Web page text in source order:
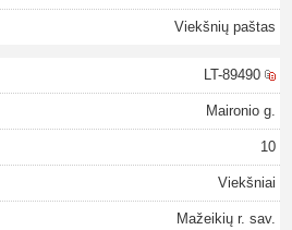
Viekšnių paštas
LT-89490
Maironio g.
10
Viekšniai
Mažeikių r. sav.